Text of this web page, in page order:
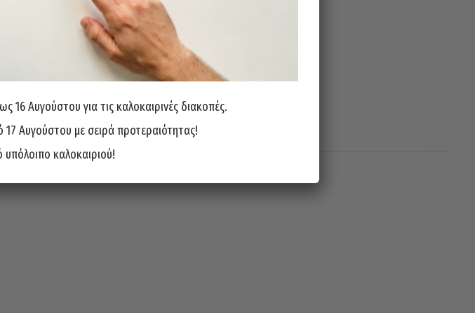
16 Αυγούστου για τις καλοκαιρινές διακοπές.
17 Αυγούστου με σειρά προτεραιότητας!
καλοκαιριού!